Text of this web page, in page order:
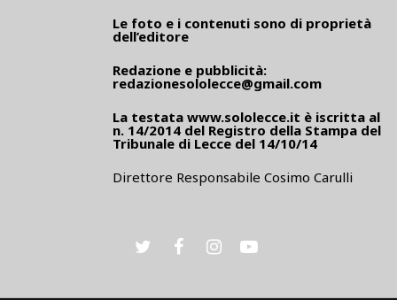
Le foto e i contenuti sono di proprietà
dell’editore
Redazione e pubblicità:
redazionesololecce@gmail.com
La testata www.sololecce.it è iscritta al
n. 14/2014 del Registro della Stampa del
Tribunale di Lecce del 14/10/14
Direttore Responsabile Cosimo Carulli